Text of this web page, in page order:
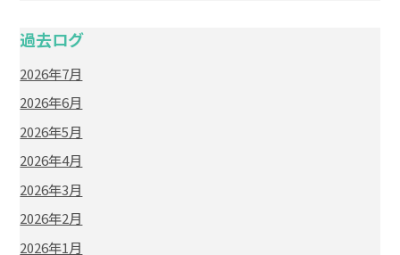
過去ログ
2026年7月
2026年6月
2026年5月
2026年4月
2026年3月
2026年2月
2026年1月